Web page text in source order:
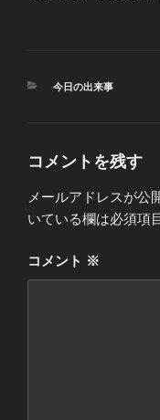
カ
今日の出来事
コメントを残す
メールアドレスが公
いている欄は必須項
コメント ※